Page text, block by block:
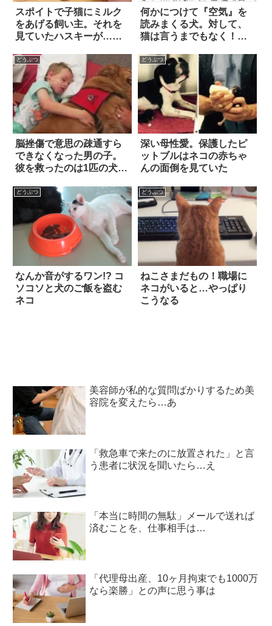
スポイトで子猫にミルク
をあげる飼い主。それを
見ていたハスキーが…思
ない行動」に出た！？
何かにつけて『空気』を
読みまくる犬。対して、
猫は言うまでもなく！？
どうぶつ
脳挫傷で意思の疎通すら
できなくなった男の子。
彼を救ったのは1匹の犬で
どうぶつ
深い母性愛。保護したピ
ットブルはネコの赤ちゃ
んの面倒を見ていた
どうぶつ
なんか音がするワン!? コ
ソコソと犬のご飯を盗む
ネコ
どうぶつ
ねこさまだもの！職場に
ネコがいると…やっぱり
こうなる
美容師が私的な質問ばかりするため美
容院を変えたら…あ
「救急車で来たのに放置された」と言
う患者に状況を聞いたら…え
「本当に時間の無駄」メールで送れば
済むことを、仕事相手は…
「代理母出産、10ヶ月拘束でも1000万
なら楽勝」との声に思う事は